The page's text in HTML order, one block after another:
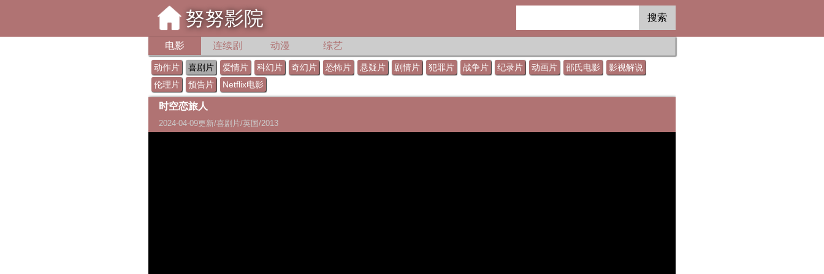
努努影院 搜索
电影 连续剧 动漫 综艺
动作片 喜剧片 爱情片 科幻片 奇幻片 恐怖片 悬疑片 剧情片 犯罪片 战争片 纪录片 动画片 邵氏电影
影视解说
伦理片
预告片 Netflix电影
时空恋旅人
2024-04-09更新/喜剧片/英国/2013